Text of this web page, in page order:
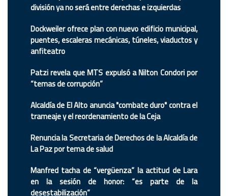
división ya no será entre derechas e izquierdas
Dockweiler ofrece plan con nuevo edificio municipal,
puentes, escaleras mecánicas, túneles, viaductos y
anfiteatro
Patzi revela que MTS expulsó a Nilton Condori por
“temas de corrupción”
Alcaldía de El Alto anuncia "combate duro" contra el
trameaje y el reordenamiento de la Ceja
Renuncia la Secretaria de Derechos de la Alcaldía de
La Paz por tema de salud
Manfred tacha de “vergüenza” la actitud de Lara
en la sesión de honor: “es parte de la
desestabilización”